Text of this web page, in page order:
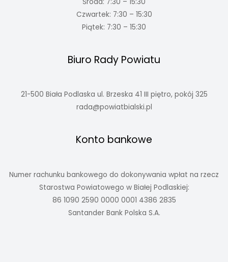
Czwartek: 7:30 – 15:30
Piątek: 7:30 – 15:30
Biuro Rady Powiatu
21-500 Biała Podlaska ul. Brzeska 41 III piętro, pokój 325
rada@powiatbialski.pl
Konto bankowe
Numer rachunku bankowego do dokonywania wpłat na rzecz
Starostwa Powiatowego w Białej Podlaskiej:
86 1090 2590 0000 0001 4386 2835
Santander Bank Polska S.A.